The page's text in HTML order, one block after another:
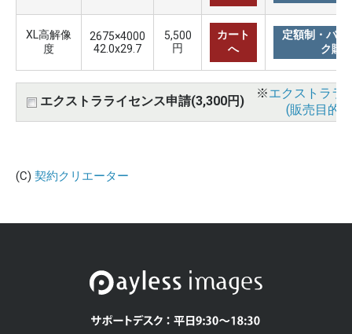
XL高解像
度
2675×4000
42.0x29.7
5,500
円
カート
へ
定額制・バリ
ク購
エクストラライセンス申請(3,300円)
※エクストララ
(販売目的
(C) 契約クリエーター